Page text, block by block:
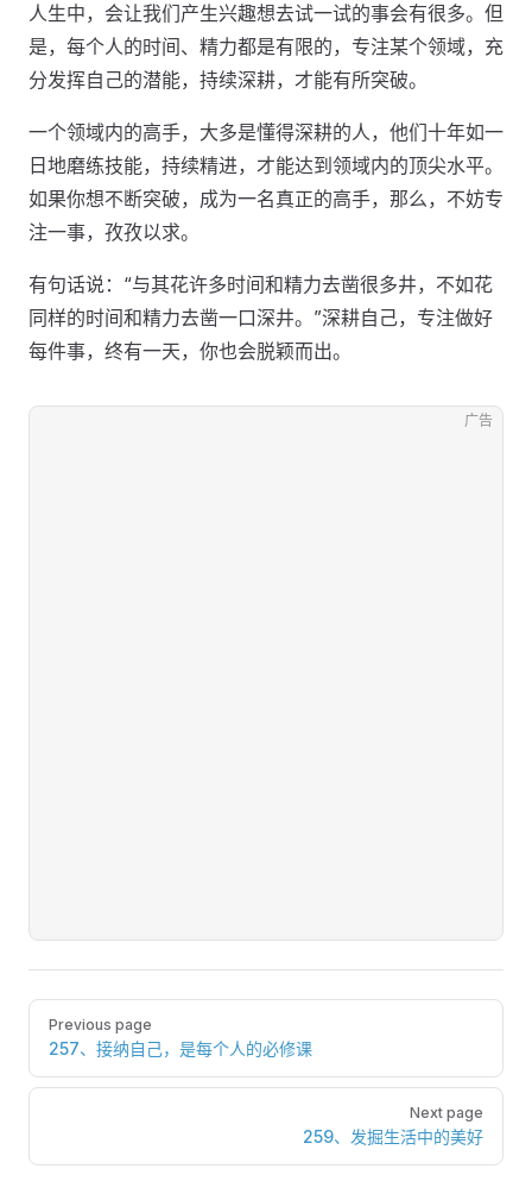
人生中，会让我们产生兴趣想去试一试的事会有很多。但
是，每个人的时间、精力都是有限的，专注某个领域，充
分发挥自己的潜能，持续深耕，才能有所突破。
一个领域内的高手，大多是懂得深耕的人，他们十年如一
日地磨练技能，持续精进，才能达到领域内的顶尖水平。
如果你想不断突破，成为一名真正的高手，那么，不妨专
注一事，孜孜以求。
有句话说：“与其花许多时间和精力去凿很多井，不如花
同样的时间和精力去凿一口深井。”深耕自己，专注做好
每件事，终有一天，你也会脱颖而出。
广告
Pager
Previous page
257、接纳自己，是每个人的必修课
Next page
259、发掘生活中的美好